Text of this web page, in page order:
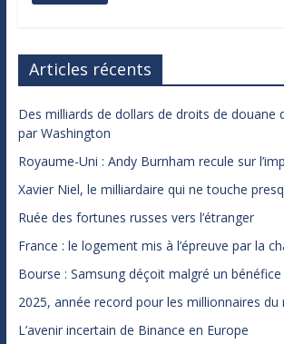
Articles récents
Des milliards de dollars de droits de douane
par Washington
Royaume-Uni : Andy Burnham recule sur
Xavier Niel, le milliardaire qui ne touche
Ruée des fortunes russes vers l’étranger
France : le logement mis à l’épreuve par la
Bourse : Samsung déçoit malgré un
2025, année record pour les millionnaires du
L’avenir incertain de Binance en Europe